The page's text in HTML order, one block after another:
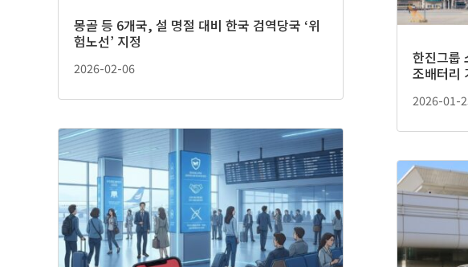
몽골 등 6개국, 설 명절 대비 한국 검역당국 ‘위
험노선’ 지정
2026-02-06
한진그룹
조배터리
2026-01-